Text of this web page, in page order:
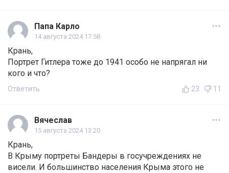
Папа Карло
14 августа 2024 17:58
Крань,
Портрет Гитлера тоже до 1941 особо не напрягал ни
кого и что?
Ответить 23 11
Вячеслав
15 августа 2024 13:20
Крань,
В Крыму портреты Бандеры в госучреждениях не
висели. И большинство населения Крыма этого не